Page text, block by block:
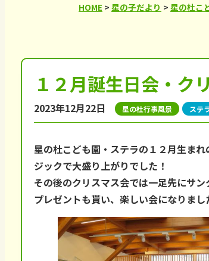
HOME > 星の子だより > 星の杜こ
１２月誕生日会・ク
2023年12月22日 星の杜行事風景 ステ
星の杜こども園・ステラの１２月生ま
ジックで大盛り上がりでした！
その後のクリスマス会では一足先にサ
プレゼントも貰い、楽しい会になりまし